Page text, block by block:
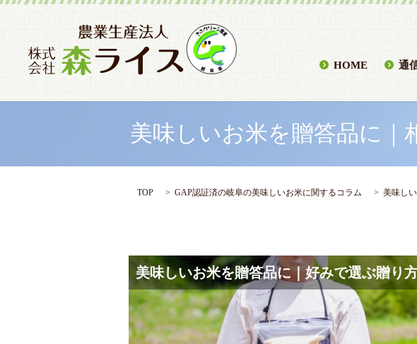
HOME 通
美味しいお米を贈答品に｜
TOP GAP認証済の岐阜の美味しいお米に関するコラム 美味し
美味しいお米を贈答品に｜好みで選ぶ贈り